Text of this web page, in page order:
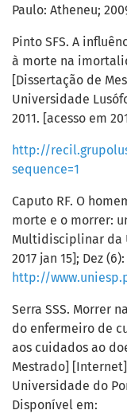
Paulo: Atheneu;
Pinto SFS. A
à morte na
[Dissertação de
Universidade
2011. [acesso em
http://
sequence=1
Caputo RF. O
morte e o morrer:
Multidisciplinar da
2017 jan 15]; Dez
http://
Serra SSS. Morrer
do enfermeiro de
aos cuidados ao
Mestrado]
Universidade do
Disponível em: